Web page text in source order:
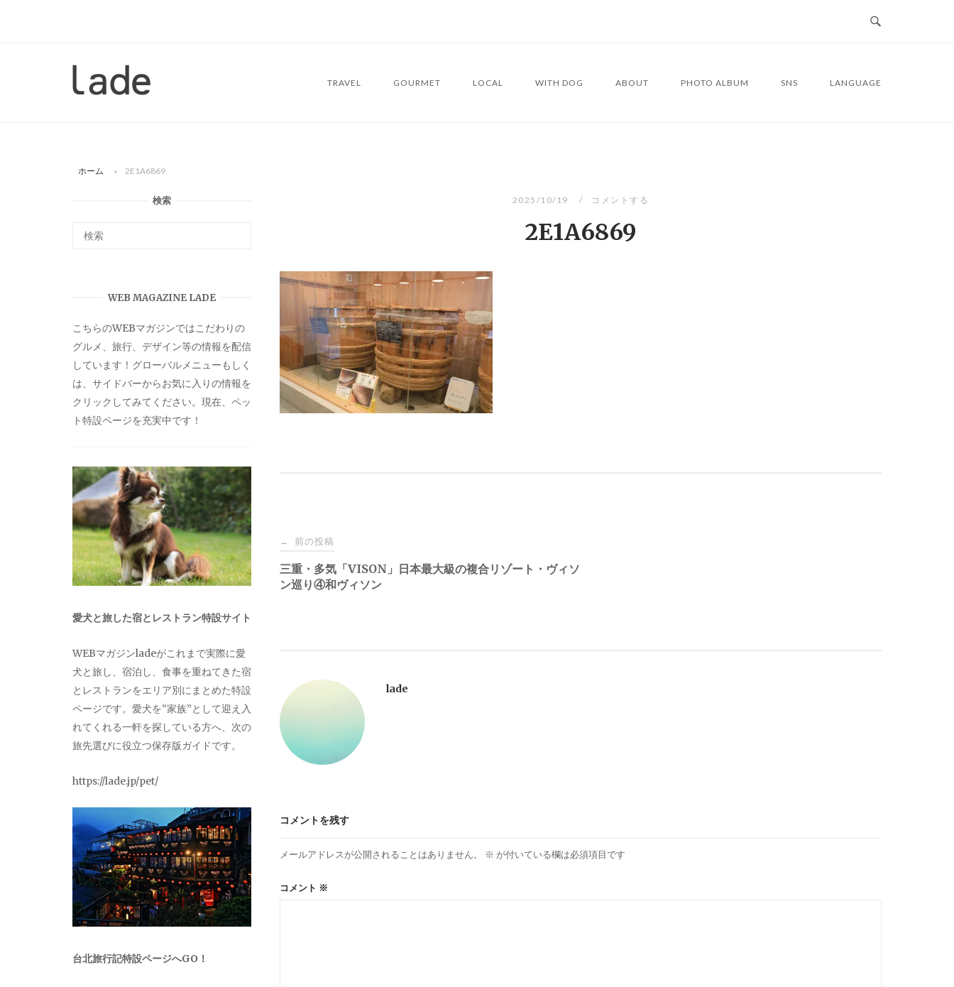
ー
TRAVEL GOURMET LOCAL WITH DOG ABOUT PHOTO ALBUM SNS LANGUAGE
ホーム » 2E1A6869
2025/10/19 コメントする
2E1A6869
投
稿
ゲ
ー
シ
ン
← 前の投稿
三重・多気「VISON」日本最大級の複合リゾート・ヴィソ
ン巡り④和ヴィソン
lade
コメントを残す
メールアドレスが公開されることはありません。 ※ が付いている欄は必須項目です
コメント ※
検索
WEB MAGAZINE LADE
こちらのWEBマガジンではこだわりの
グルメ、旅行、デザイン等の情報を配信
しています！グローバルメニューもしく
は、サイドバーからお気に入りの情報を
クリックしてみてください。現在、ペッ
ト特設ページを充実中です！
愛犬と旅した宿とレストラン特設サイト
WEBマガジンladeがこれまで実際に愛
犬と旅し、宿泊し、食事を重ねてきた宿
とレストランをエリア別にまとめた特設
ページです。愛犬を“家族”として迎え入
れてくれる一軒を探している方へ、次の
旅先選びに役立つ保存版ガイドです。
https://lade.jp/pet/
台北旅行記特設ページへGO！